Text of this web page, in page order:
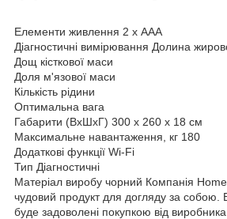
Елементи живлення 2 x ААА
Діагностичні вимірювання Долина
Дощ кісткової маси
Доля м'язової маси
Кількість рідини
Оптимальна вага
Габарити (ВхШхГ) 300 x 260 x 18 см
Максимальне навантаження, кг 180
Додаткові функції Wi-Fi
Тип Діагностичні
Матеріал виробу чорний Компанія
чудовий продукт для догляду за собою.
буде задоволені покупкою від